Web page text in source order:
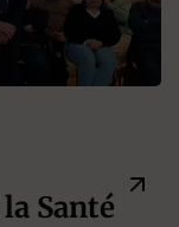
Santé